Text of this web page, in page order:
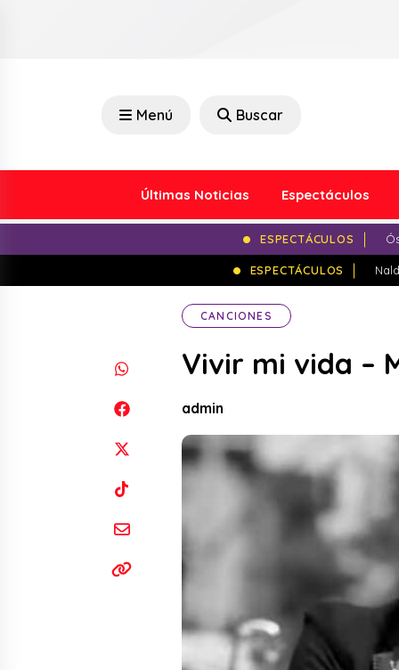
Menú Buscar
Últimas Noticias Espectáculos
ESPECTÁCULOS
ESPECTÁCULOS
CANCIONES
Vivir mi vida –
admin